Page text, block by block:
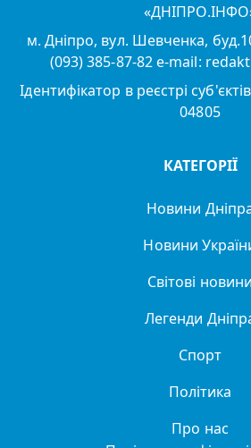
м. Дніпро, вул. Шевченка,
(093) 385-87-82 e-mail:
Ідентифікатор в реєстрі
04805
КАТЕГОРІЇ
Новини
Новини
Світові новини
Легенди
Спорт
Політика
Про нас